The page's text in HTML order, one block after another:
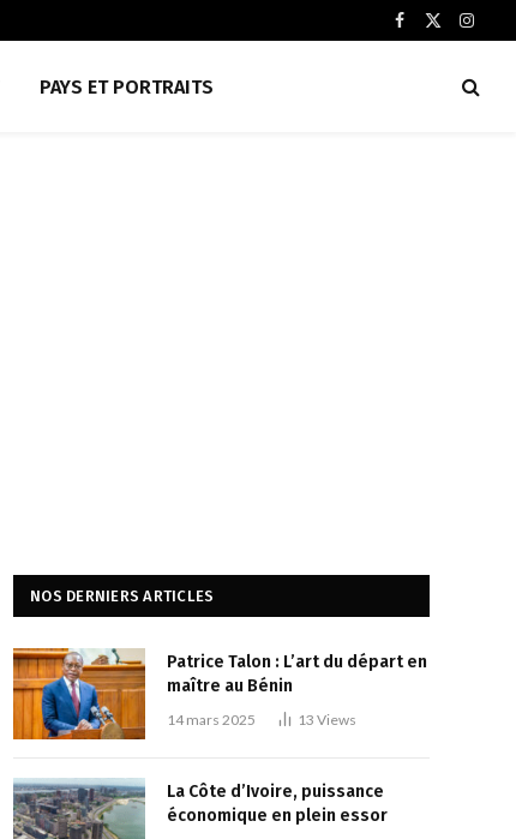
Facebook
X
PAYS ET PORTRAITS
NOS DERNIERS ARTICLES
Patrice Talon : L’art du départ en
maître au Bénin
14 mars 2025 13 Views
La Côte d’Ivoire, puissance
économique en plein essor